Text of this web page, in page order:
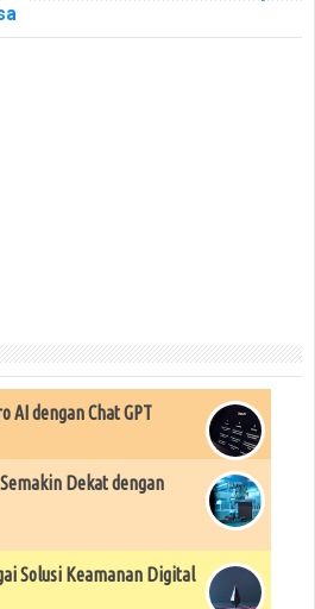
AI dengan Chat GPT
Dekat dengan
Solusi Keamanan Digital